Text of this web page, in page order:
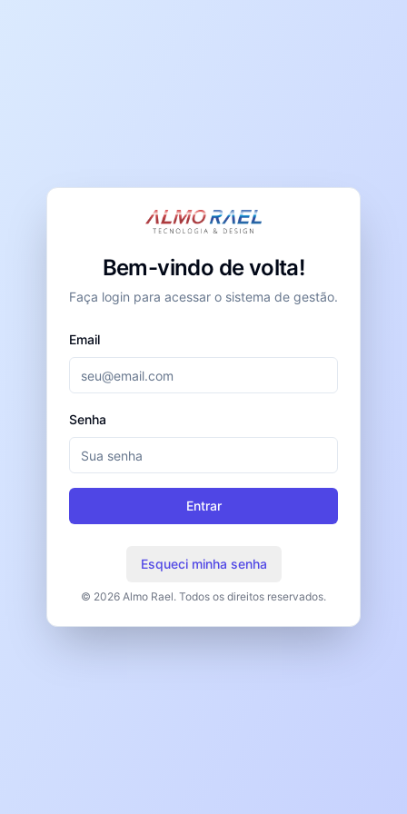
Bem-vindo de volta!
Faça login para acessar o sistema de gestão.
Email
Senha
Entrar
Esqueci minha senha
© 2026 Almo Rael. Todos os direitos reservados.